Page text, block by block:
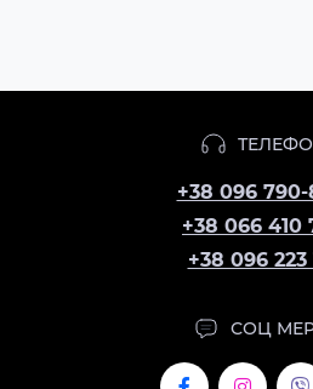
+38 096
+38 066 410
+38 096 223
СОЦ